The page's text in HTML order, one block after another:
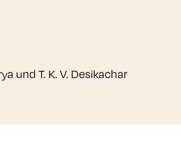
und T. K. V. Desikachar